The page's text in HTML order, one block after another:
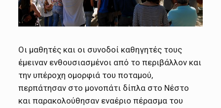
Οι μαθητές και οι συνοδοί καθηγητές τους
έμειναν ενθουσιασμένοι από το περιβάλλον και
την υπέροχη ομορφιά του ποταμού,
περπάτησαν στο μονοπάτι δίπλα στο Νέστο
και παρακολούθησαν εναέριο πέρασμα του